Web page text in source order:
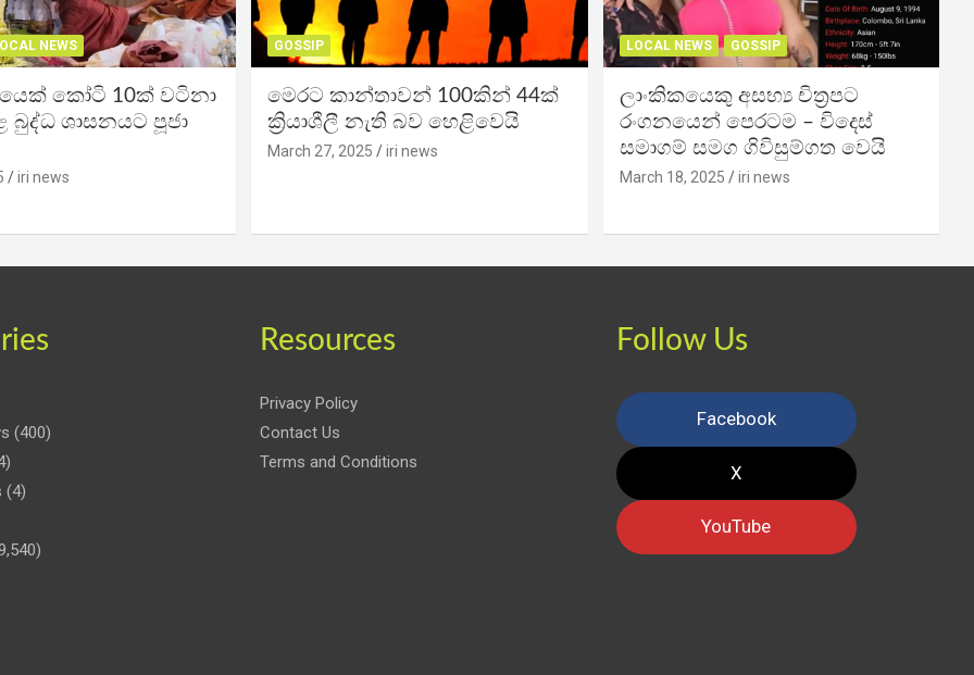
NEWS
කෝටි 10ක් වටිනා
බුද්ධ ශාසනයට පූජා
iri news
GOSSIP
මෙරට කාන්තාවන් 100කින් 44ක්
ක්‍රියාශීලී නැති බව හෙළිවෙයි
March 27, 2025 iri news
LOCAL NEWS GOSSIP
ලාංකිකයෙකු අසභ්‍ය චිත්‍රපට
රංගනයෙන් පෙරටම – විදෙස්
සමාගම් සමග ගිවිසුම්ගත වෙයි
March 18, 2025 iri news
(400)
(4)
Resources
Privacy Policy
Contact Us
Terms and Conditions
Follow Us
Facebook
X
YouTube